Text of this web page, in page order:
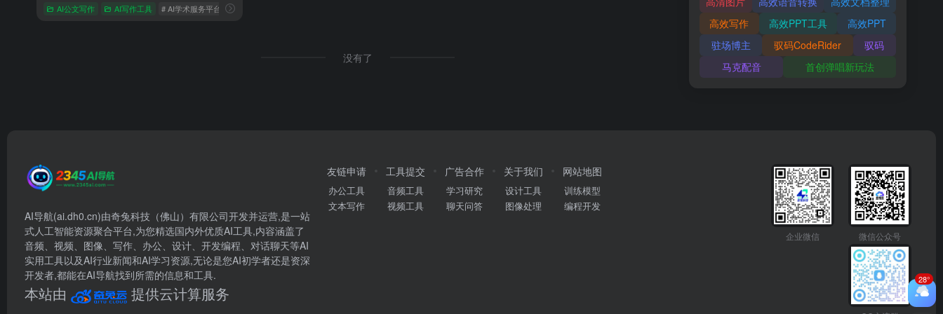
AI公文写作 AI写作工具 # AI学术服务平台 # AI辅助写作
没有了
高效写作
高效PPT工具
高效PPT
驻场博主
驭码CodeRider
驭码
马克配音
首创弹唱新玩法
AI导航(ai.dh0.cn)由奇兔科技（佛山）有限公司开发并运营,是一站
式人工智能资源聚合平台,为您精选国内外优质AI工具,内容涵盖了
音频、视频、图像、写作、办公、设计、开发编程、对话聊天等AI
实用工具以及AI行业新闻和AI学习资源,无论是您AI初学者还是资深
开发者,都能在AI导航找到所需的信息和工具.
本站由 提供云计算服务
友链申请
办公工具
文本写作
工具提交
音频工具
视频工具
广告合作
学习研究
聊天问答
关于我们
设计工具
图像处理
网站地图
训练模型
编程开发
企业微信 微信公众号
28°